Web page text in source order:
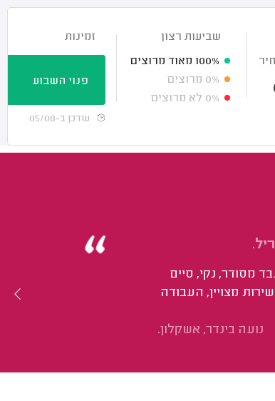
שביעות רצון
100% מאוד מרוצים
0% מרוצים
0% לא מרוצים
זמינות
פנוי השבוע
עודכן ב-05/08
מסודר, נקי, סיים
מצויין, העבודה
נועה בינדר, אשקלון.